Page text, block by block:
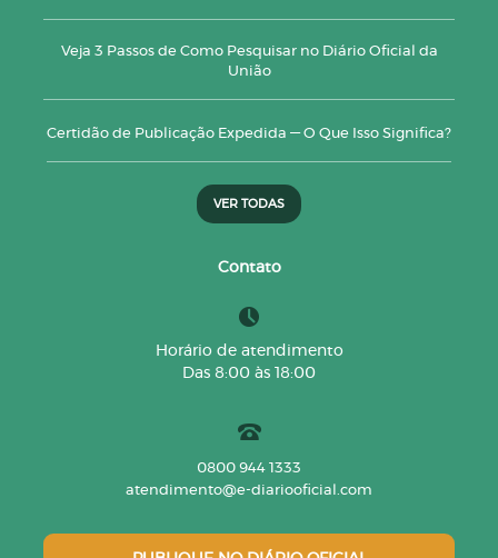
Veja 3 Passos de Como Pesquisar no Diário Oficial da
União
Certidão de Publicação Expedida — O Que Isso Significa?
VER TODAS
Contato
Horário de atendimento
Das 8:00 às 18:00
0800 944 1333
atendimento@e-diariooficial.com